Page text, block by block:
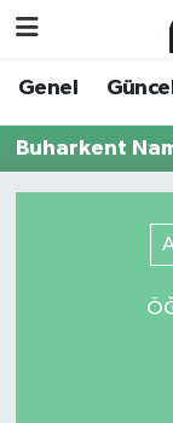
Genel Güncel
Buharkent
ANA
Genel
Güncel
Zonguldak
Süper Lig
Tüm